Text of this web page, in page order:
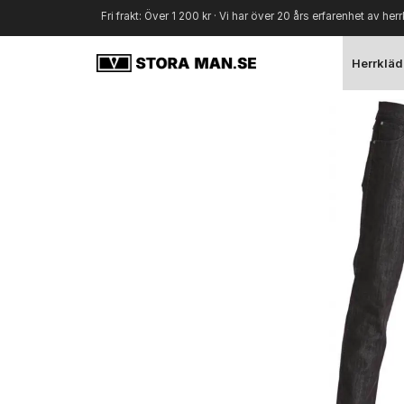
Fri frakt: Över 1 200 kr · Vi har över 20 års erfarenhet av